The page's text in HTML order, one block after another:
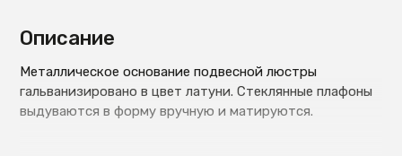
Описание
Металлическое основание подвесной люстры
гальванизировано в цвет латуни. Стеклянные плафоны
выдуваются в форму вручную и матируются.